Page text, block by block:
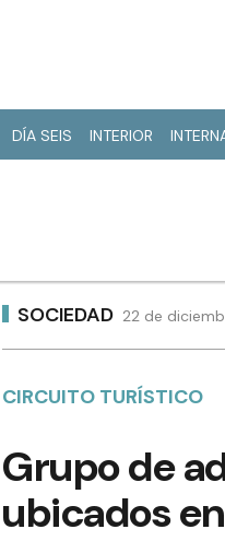
DÍA SEIS INTERIOR
SOCIEDAD 22 de
CIRCUITO TURÍSTICO
Grupo de
ubicados